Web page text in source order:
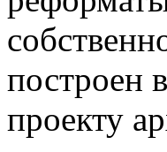
построен
проекту